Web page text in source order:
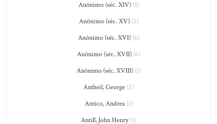
Anônimo (séc. XIV)(1)
Anônimo (séc. XV)(5)
Anônimo (séc. XVI)(6)
Anônimo (séc. XVII)(6)
Anônimo (séc. XVIII)(1)
Antheil, George (2)
Antico, Andrea(1)
Antill, John Henry(1)